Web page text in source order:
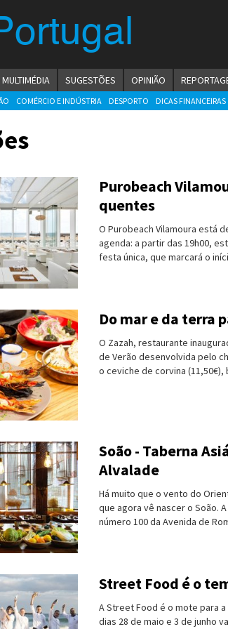
MULTIMÉDIA SUGESTÕES OPINIÃO
COMÉRCIO E INDÚSTRIA DESPORTO DICAS FINANCEIRAS
Purobeach
quentes
O Purobeach Vilamoura está
agenda: a partir das 19h00,
festa única, que marcará o
Do mar e da terra
O Zazah, restaurante
de Verão desenvolvida pelo
o ceviche de corvina (11,50€),
Soão - Taberna
Alvalade
Há muito que o vento do
que agora vê nascer o Soão.
número 100 da Avenida de
Street Food é o
A Street Food é o mote para
dias 28 de maio e 3 de junho